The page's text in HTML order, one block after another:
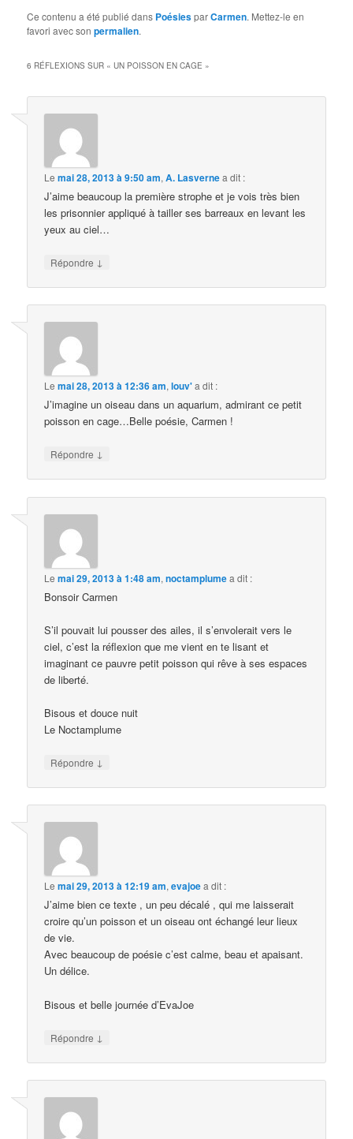
Ce contenu a été publié dans PoésiesparCarmen. Mettez-le en
favori avec sonpermalien.
6 RÉFLEXIONS SUR «UN POISSON EN CAGE »
Lemai 28, 2013 à 9:50 am,A. Lasvernea dit :
J’aime beaucoup la première strophe et je vois très bien
les prisonnier appliqué à tailler ses barreaux en levant les
yeux au ciel…
Répondre ↓
Lemai 28, 2013 à 12:36 am,louv'a dit :
J’imagine un oiseau dans un aquarium, admirant ce petit
poisson en cage…Belle poésie, Carmen !
Répondre ↓
Lemai 29, 2013 à 1:48 am,noctamplumea dit :
Bonsoir Carmen
S’il pouvait lui pousser des ailes, il s’envolerait vers le
ciel, c’est la réflexion que me vient en te lisant et
imaginant ce pauvre petit poisson qui rêve à ses espaces
de liberté.
Bisous et douce nuit
Le Noctamplume
Répondre ↓
Lemai 29, 2013 à 12:19 am,evajoea dit :
J’aime bien ce texte , un peu décalé , qui me laisserait
croire qu’un poisson et un oiseau ont échangé leur lieux
de vie.
Avec beaucoup de poésie c’est calme, beau et apaisant.
Un délice.
Bisous et belle journée d’EvaJoe
Répondre ↓